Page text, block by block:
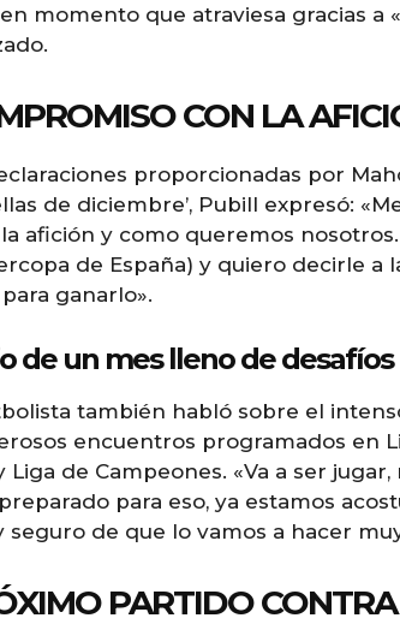
momento que atraviesa gracias a
CON LA
proporcionadas por
de diciembre’, Pubill expresó:
afición y como queremos
de España) y quiero decirle a
ganarlo».
de un mes lleno de desafíos
también habló sobre el
encuentros programados en
Liga de Campeones. «Va a ser
para eso, ya estamos
seguro de que lo vamos a hacer
PARTIDO